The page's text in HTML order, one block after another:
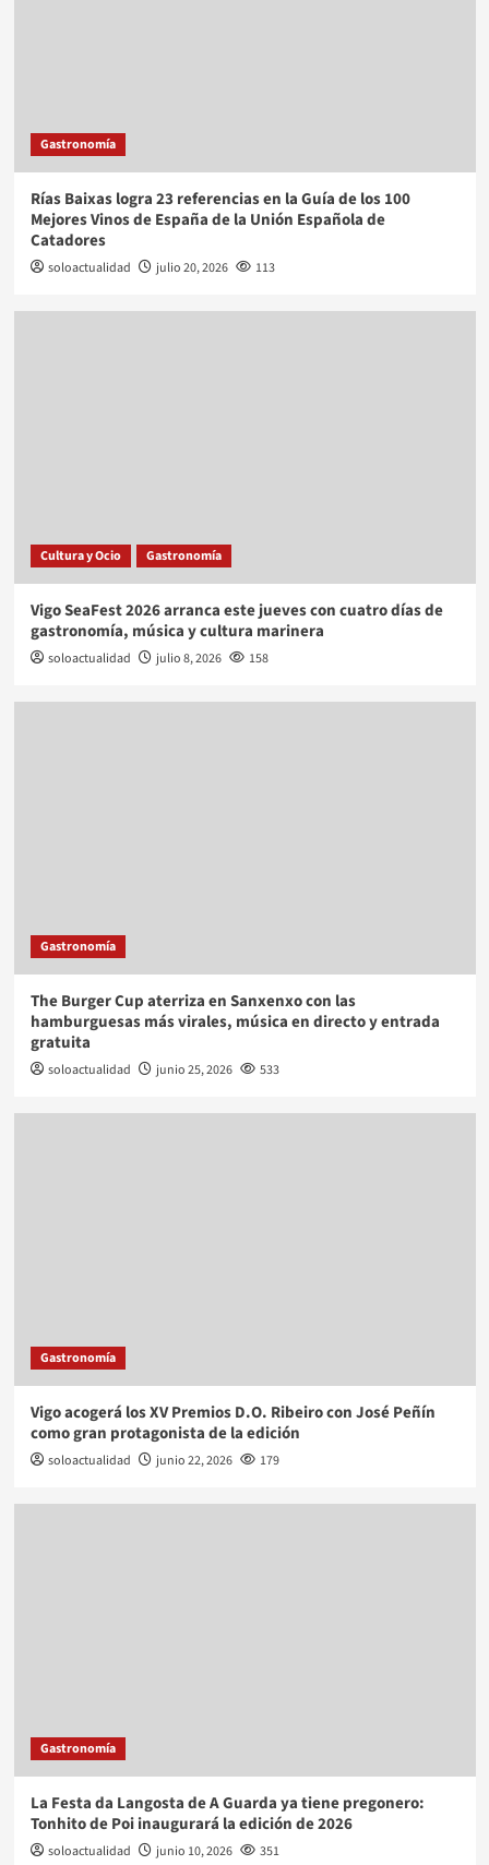
Gastronomía
Rías Baixas logra 23 referencias en la Guía de los 100
Mejores Vinos de España de la Unión Española de
Catadores
soloactualidad julio 20, 2026 113
Cultura y Ocio Gastronomía
Vigo SeaFest 2026 arranca este jueves con cuatro días de
gastronomía, música y cultura marinera
soloactualidad julio 8, 2026 158
Gastronomía
The Burger Cup aterriza en Sanxenxo con las
hamburguesas más virales, música en directo y entrada
gratuita
soloactualidad junio 25, 2026 533
Gastronomía
Vigo acogerá los XV Premios D.O. Ribeiro con José Peñín
como gran protagonista de la edición
soloactualidad junio 22, 2026 179
Gastronomía
La Festa da Langosta de A Guarda ya tiene pregonero:
Tonhito de Poi inaugurará la edición de 2026
soloactualidad junio 10, 2026 351